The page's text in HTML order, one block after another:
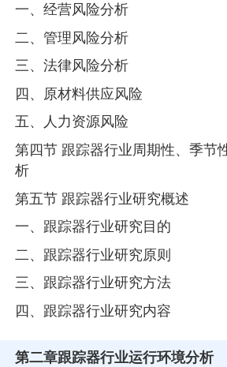
一、经营风险分析
二、管理风险分析
三、法律风险分析
四、原材料供应风险
五、人力资源风险
第四节 跟踪器行业周期性、季节
析
第五节 跟踪器行业研究概述
一、跟踪器行业研究目的
二、跟踪器行业研究原则
三、跟踪器行业研究方法
四、跟踪器行业研究内容
第二章跟踪器行业运行环境分析